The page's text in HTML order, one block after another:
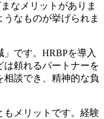
なメリットがありま
なものが挙げられま
です。HRBPを導入
頼れるパートナーを
談でき、精神的な負
もメリットです。経験